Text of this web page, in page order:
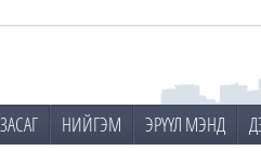
НИЙГЭМ ЭРҮҮЛ МЭНД